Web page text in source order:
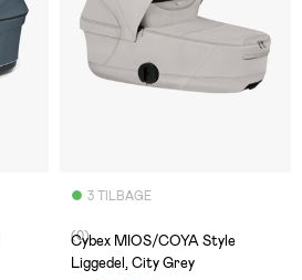
3 TILBAGE
(0)
Cybex MIOS/COYA Style
Liggedel, City Grey